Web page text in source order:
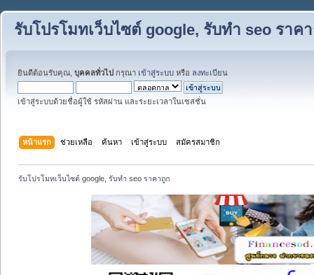
รับโปรโมทเว็บไซต์ google, รับทำ seo ราค
ยินดีต้อนรับคุณ, บุคคลทั่วไป กรุณา เข้าสู่ระบบ หรือ ลงทะเบียน
เข้าสู่ระบบด้วยชื่อผู้ใช้ รหัสผ่าน และระยะเวลาในเซสชั่น
หน้าแรก ช่วยเหลือ ค้นหา เข้าสู่ระบบ สมัครสมาชิก
รับโปรโมทเว็บไซต์ google, รับทำ seo ราคาถูก